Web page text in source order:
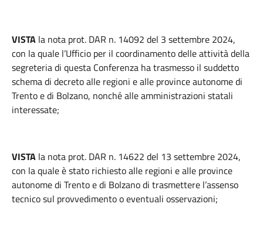
VISTA la nota prot. DAR n. 14092 del 3 settembre 2024,
con la quale l’Ufficio per il coordinamento delle attività della
segreteria di questa Conferenza ha trasmesso il suddetto
schema di decreto alle regioni e alle province autonome di
Trento e di Bolzano, nonché alle amministrazioni statali
interessate;
VISTA la nota prot. DAR n. 14622 del 13 settembre 2024,
con la quale è stato richiesto alle regioni e alle province
autonome di Trento e di Bolzano di trasmettere l’assenso
tecnico sul provvedimento o eventuali osservazioni;